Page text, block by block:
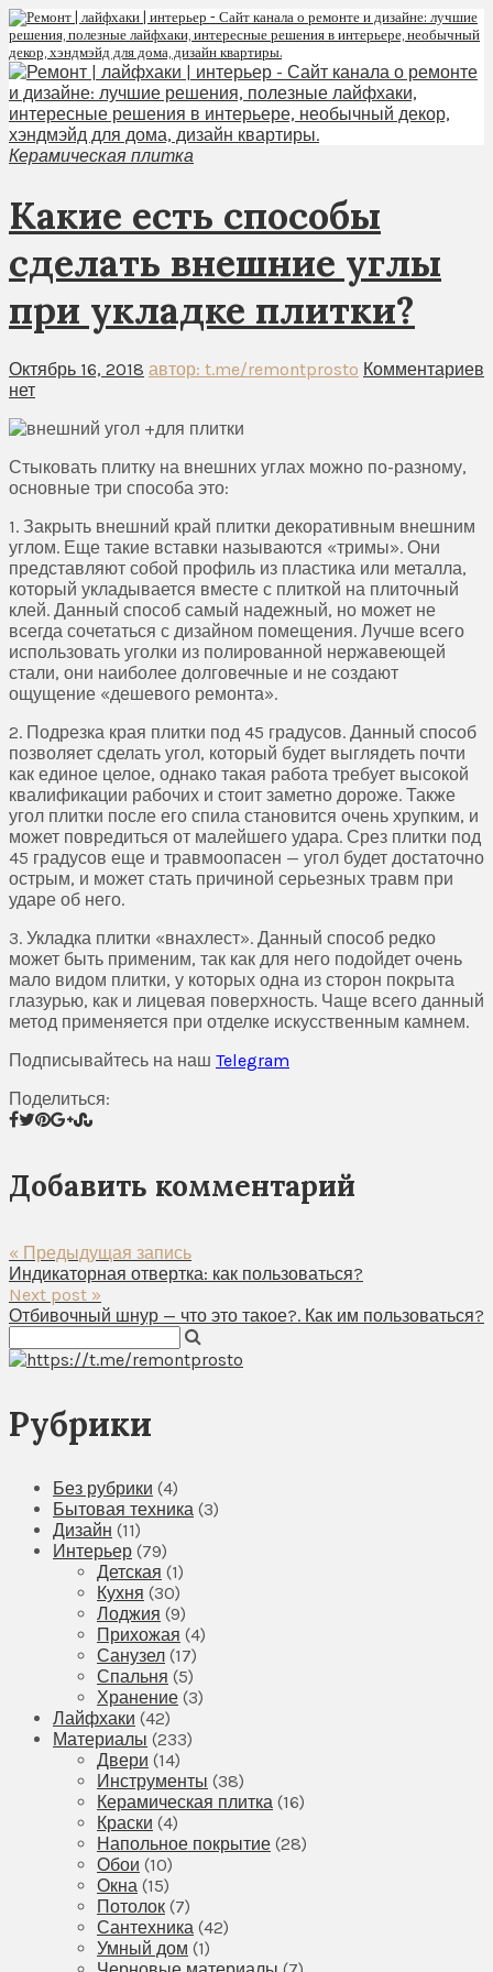
Керамическая плитка
Какие есть способы
сделать внешние углы
при укладке плитки?
Октябрь 16, 2018 автор: t.me/remontprosto Комментариев
нет
Стыковать плитку на внешних углах можно по-разному,
основные три способа это:
1. Закрыть внешний край плитки декоративным внешним
углом. Еще такие вставки называются «тримы». Они
представляют собой профиль из пластика или металла,
который укладывается вместе с плиткой на плиточный
клей. Данный способ самый надежный, но может не
всегда сочетаться с дизайном помещения. Лучше всего
использовать уголки из полированной нержавеющей
стали, они наиболее долговечные и не создают
ощущение «дешевого ремонта».
2. Подрезка края плитки под 45 градусов. Данный способ
позволяет сделать угол, который будет выглядеть почти
как единое целое, однако такая работа требует высокой
квалификации рабочих и стоит заметно дороже. Также
угол плитки после его спила становится очень хрупким, и
может повредиться от малейшего удара. Срез плитки под
45 градусов еще и травмоопасен — угол будет достаточно
острым, и может стать причиной серьезных травм при
ударе об него.
3. Укладка плитки «внахлест». Данный способ редко
может быть применим, так как для него подойдет очень
мало видом плитки, у которых одна из сторон покрыта
глазурью, как и лицевая поверхность. Чаще всего данный
метод применяется при отделке искусственным камнем.
Подписывайтесь на наш Telegram
Поделиться:
Добавить комментарий
« Предыдущая запись
Индикаторная отвертка: как пользоваться?
Next post »
Отбивочный шнур — что это такое?. Как им пользоваться?
Рубрики
Без рубрики (4)
Бытовая техника (3)
Дизайн (11)
Интерьер (79)
Детская (1)
Кухня (30)
Лоджия (9)
Прихожая (4)
Санузел (17)
Спальня (5)
Хранение (3)
Лайфхаки (42)
Материалы (233)
Двери (14)
Инструменты (38)
Керамическая плитка (16)
Краски (4)
Напольное покрытие (28)
Обои (10)
Окна (15)
Потолок (7)
Сантехника (42)
Умный дом (1)